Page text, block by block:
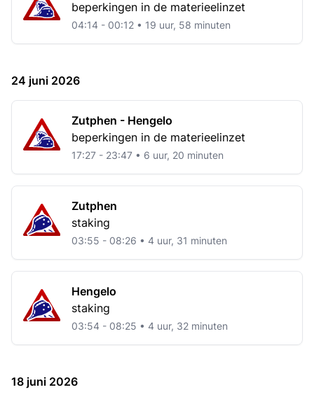
beperkingen in de materieelinzet
04:14 - 00:12 • 19 uur, 58 minuten
24 juni 2026
Zutphen - Hengelo
beperkingen in de materieelinzet
17:27 - 23:47 • 6 uur, 20 minuten
Zutphen
staking
03:55 - 08:26 • 4 uur, 31 minuten
Hengelo
staking
03:54 - 08:25 • 4 uur, 32 minuten
18 juni 2026